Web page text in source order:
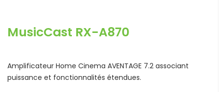
MusicCast RX-A870
Amplificateur Home Cinema AVENTAGE 7.2 associant
puissance et fonctionnalités étendues.